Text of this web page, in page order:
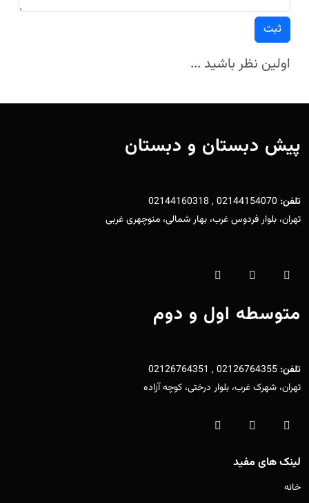
ثبت
اولین نظر باشید ...
پیش دبستان و دبستان
تلفن: 02144154070 , 02144160318
تهران، بلوار فردوس غرب، بهار شمالی، منوچهری غربی
متوسطه اول و دوم
تلفن: 02126764355 , 02126764351
تهران، شهرک غرب، بلوار درختی، کوچه آزاده
لینک های مفید
خانه